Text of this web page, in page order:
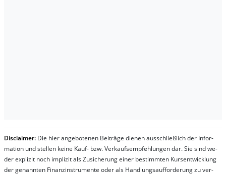
Dis­clai­mer: Die hier an­ge­bo­te­nen Bei­trä­ge die­nen aus­schließ­lich der In­for­
ma­t­ion und stel­len kei­ne Kauf- bzw. Ver­kaufs­em­pfeh­lung­en dar. Sie sind we­
der ex­pli­zit noch im­pli­zit als Zu­sich­er­ung ei­ner be­stim­mt­en Kurs­ent­wick­lung
der ge­nan­nt­en Fi­nanz­in­stru­men­te oder als Handl­ungs­auf­for­der­ung zu ver­